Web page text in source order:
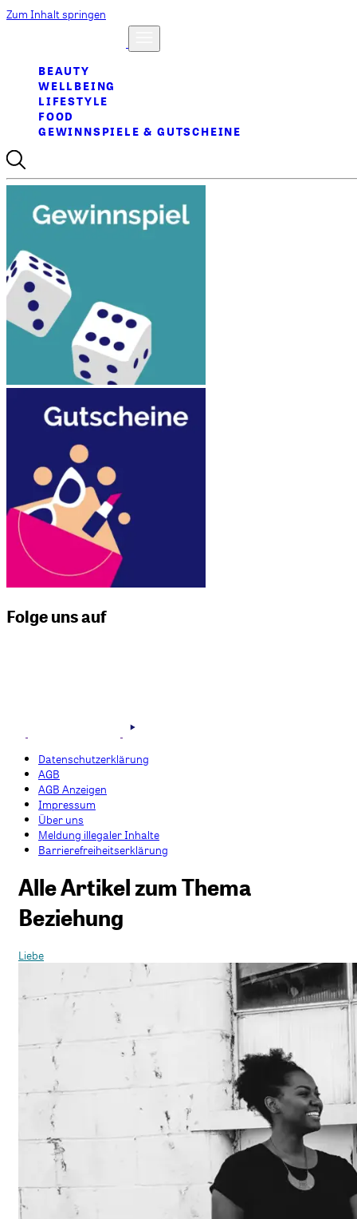
Zum Inhalt springen
BEAUTY
WELLBEING
LIFESTYLE
FOOD
GEWINNSPIELE & GUTSCHEINE
Folge uns auf
Datenschutzerklärung
AGB
AGB Anzeigen
Impressum
Über uns
Meldung illegaler Inhalte
Barrierefreiheitserklärung
Alle Artikel zum Thema
Beziehung
Liebe